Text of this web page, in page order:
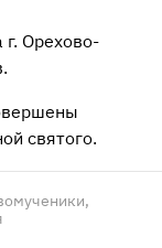
Орехово-
святого.